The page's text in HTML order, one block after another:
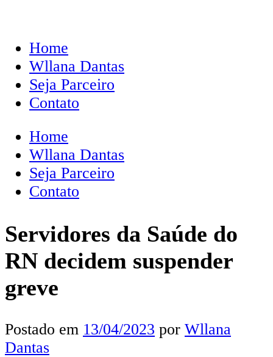
Home
Wllana Dantas
Seja Parceiro
Contato
Home
Wllana Dantas
Seja Parceiro
Contato
Servidores da Saúde do
RN decidem suspender
greve
Postado em 13/04/2023 por Wllana
Dantas